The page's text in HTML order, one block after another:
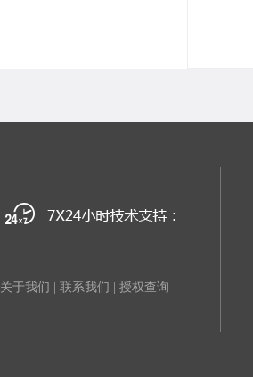
关于我们 联系我们 授权查询